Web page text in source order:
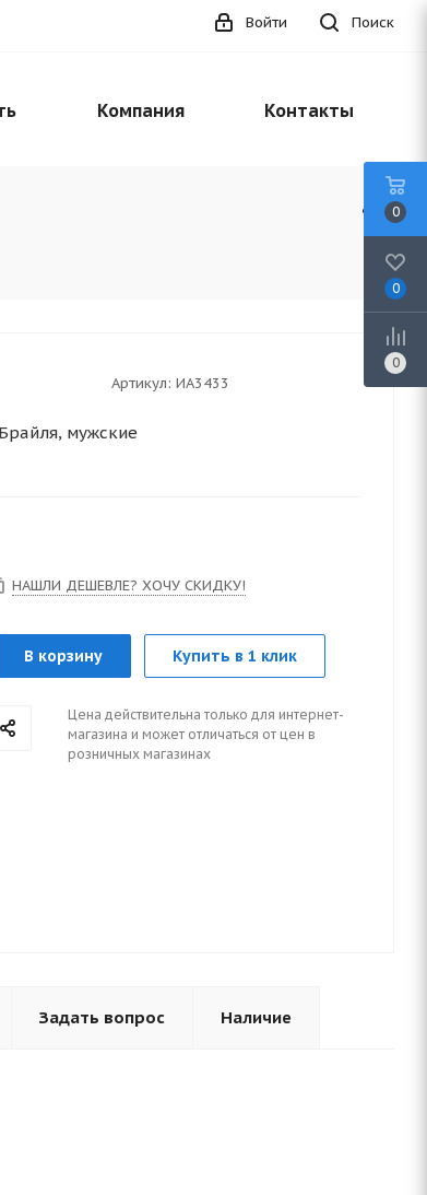
Поиск
Войти
Компания Контакты
Артикул: ИА3433
мужские
НАШЛИ ДЕШЕВЛЕ? ХОЧУ СКИДКУ!
В корзину Купить в 1 клик
Цена действительна только для интернет-
магазина и может отличаться от цен в
розничных магазинах
Задать вопрос Наличие
0
0
0